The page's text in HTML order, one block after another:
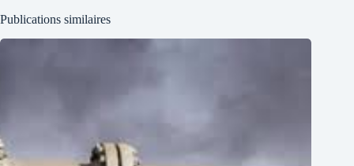
Publications similaires